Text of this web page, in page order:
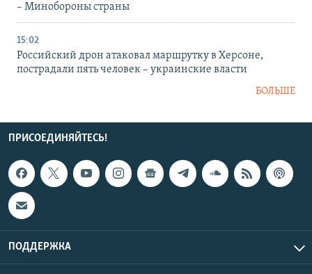
– Минобороны страны
15:02
Российский дрон атаковал маршрутку в Херсоне,
пострадали пять человек – украинские власти
БОЛЬШЕ
ПРИСОЕДИНЯЙТЕСЬ!
ПОДДЕРЖКА